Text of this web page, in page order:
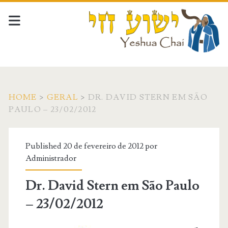
HOME > GERAL > DR. DAVID STERN EM SÃO
PAULO – 23/02/2012
Published 20 de fevereiro de 2012 por
Administrador
Dr. David Stern em São Paulo
– 23/02/2012